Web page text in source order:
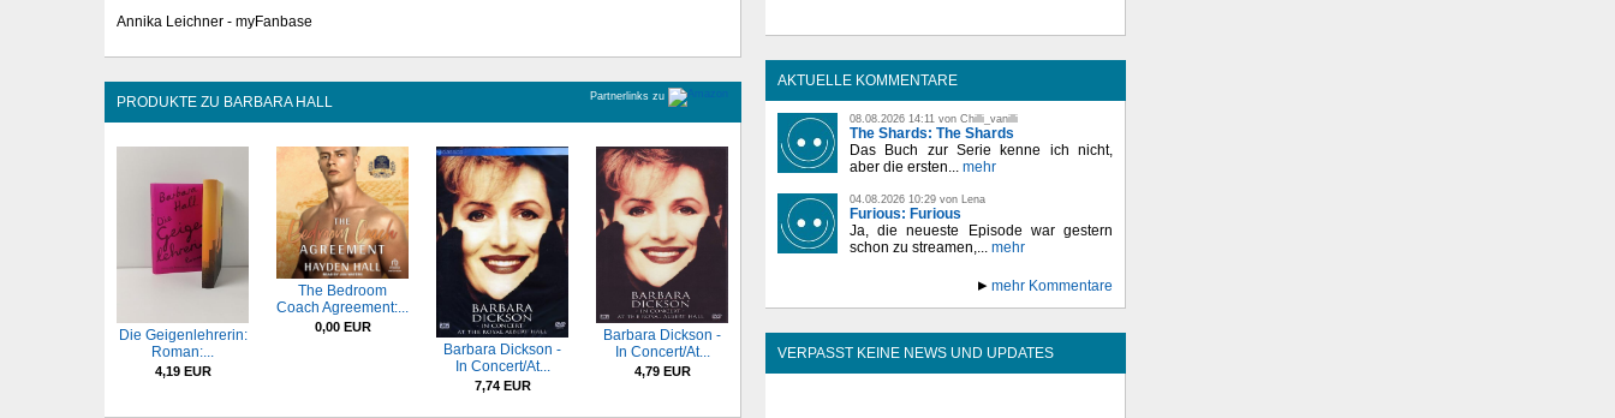
Annika Leichner - myFanbase
Partnerlinks zu
PRODUKTE ZU BARBARA HALL
Die Geigenlehrerin:
Roman:...
4,19 EUR
The Bedroom
Coach Agreement:...
0,00 EUR
Barbara Dickson -
In Concert/At...
7,74 EUR
Barbara Dickson -
In Concert/At...
4,79 EUR
AKTUELLE KOMMENTARE
08.08.2026 14:11 von Chilli_vanilli
The Shards: The Shards
Das Buch zur Serie kenne ich nicht,
aber die ersten... mehr
04.08.2026 10:29 von Lena
Furious: Furious
Ja, die neueste Episode war gestern
schon zu streamen,... mehr
mehr Kommentare
VERPASST KEINE NEWS UND UPDATES